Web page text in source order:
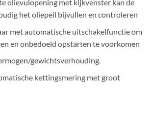
olievulopening met kijkvenster kan de
het oliepeil bijvullen en controleren
met automatische uitschakelfunctie om
en onbedoeld opstarten te voorkomen
gewichtsverhouding.
kettingsmering met groot